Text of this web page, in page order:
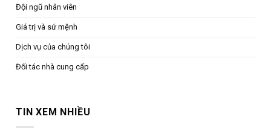
Đội ngũ nhân viên
Giá trị và sứ mệnh
Dịch vụ của chúng tôi
Đối tác nhà cung cấp
TIN XEM NHIỀU